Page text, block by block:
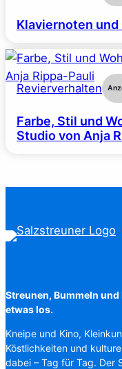
Klaviernoten
Revierverhalten
Farbe, Stil und
Studio von Anja
Streunen, Bummeln
etwas los.
Kneipe und Kino,
Köstlichkeiten und
dabei – Tag für Tag. Der